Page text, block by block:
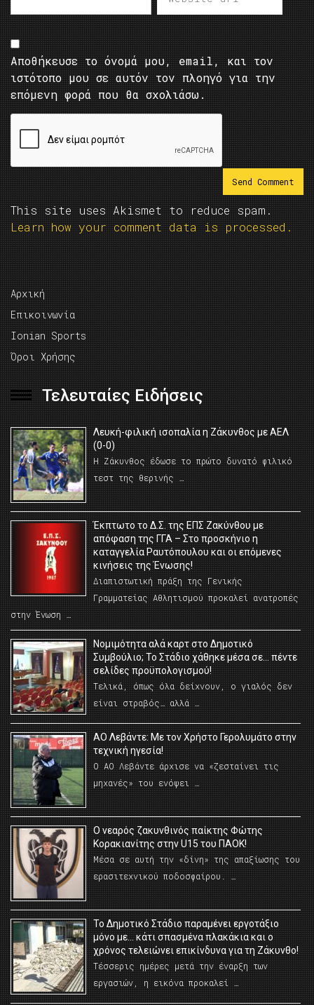
Αποθήκευσε το όνομά μου, email, και τον
ιστότοπο μου σε αυτόν τον πλοηγό για την
επόμενη φορά που θα σχολιάσω.
This site uses Akismet to reduce spam.
Learn how your comment data is processed.
Αρχική
Επικοινωνία
Ionian Sports
Όροι Χρήσης
Τελευταίες Ειδήσεις
Λευκή-φιλική ισοπαλία η Ζάκυνθος με ΑΕΛ
(0-0)
Η Ζάκυνθος έδωσε το πρώτο δυνατό φιλικό
τεστ της θερινής …
Έκπτωτο το Δ.Σ. της ΕΠΣ Ζακύνθου με
απόφαση της ΓΓΑ – Στο προσκήνιο η
καταγγελία Ραυτόπουλου και οι επόμενες
κινήσεις της Ένωσης!
Διαπιστωτική πράξη της Γενικής
Γραμματείας Αθλητισμού προκαλεί ανατροπές
στην Ένωση …
Νομιμότητα αλά καρτ στο Δημοτικό
Συμβούλιο; Το Στάδιο χάθηκε μέσα σε… πέντε
σελίδες προϋπολογισμού!
Τελικά, όπως όλα δείχνουν, ο γιαλός δεν
είναι στραβός… αλλά …
ΑΟ Λεβάντε: Με τον Χρήστο Γερολυμάτο στην
τεχνική ηγεσία!
Ο ΑΟ Λεβάντε άρχισε να «ζεσταίνει τις
μηχανές» του ενόψει …
O νεαρός ζακυνθινός παίκτης Φώτης
Κορακιανίτης στην U15 του ΠΑΟΚ!
Μέσα σε αυτή την «δίνη» της απαξίωσης του
ερασιτεχνικού ποδοσφαίρου. …
Το Δημοτικό Στάδιο παραμένει εργοτάξιο
μόνο με… κάτι σπασμένα πλακάκια και ο
χρόνος τελειώνει επικίνδυνα για τη Ζάκυνθο!
Τέσσερις ημέρες μετά την έναρξη των
εργασιών, η εικόνα προκαλεί …